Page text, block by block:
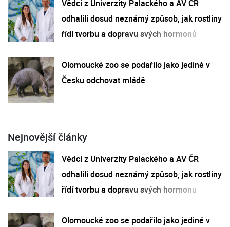
Vědci z Univerzity Palackého a AV ČR
odhalili dosud neznámý způsob, jak rostliny
řídí tvorbu a dopravu svých hormonů
Olomoucké zoo se podařilo jako jediné v
Česku odchovat mládě
Nejnovější články
Vědci z Univerzity Palackého a AV ČR
odhalili dosud neznámý způsob, jak rostliny
řídí tvorbu a dopravu svých hormonů
Olomoucké zoo se podařilo jako jediné v